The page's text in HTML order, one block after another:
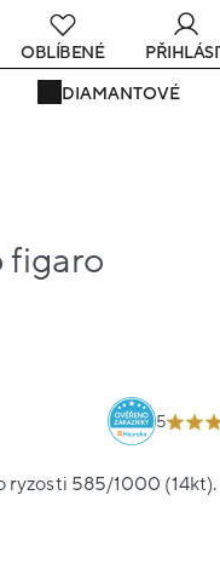
DIAMANTOVÉ
OBLÍBENÉ
figaro
5
ryzosti 585/1000 (14kt).